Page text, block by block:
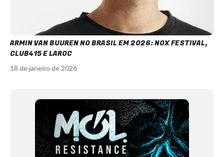
ARMIN VAN BUUREN NO BRASIL EM 2026: NOX FESTIVAL,
CLUB415 E LAROC
18 de janeiro de 2026